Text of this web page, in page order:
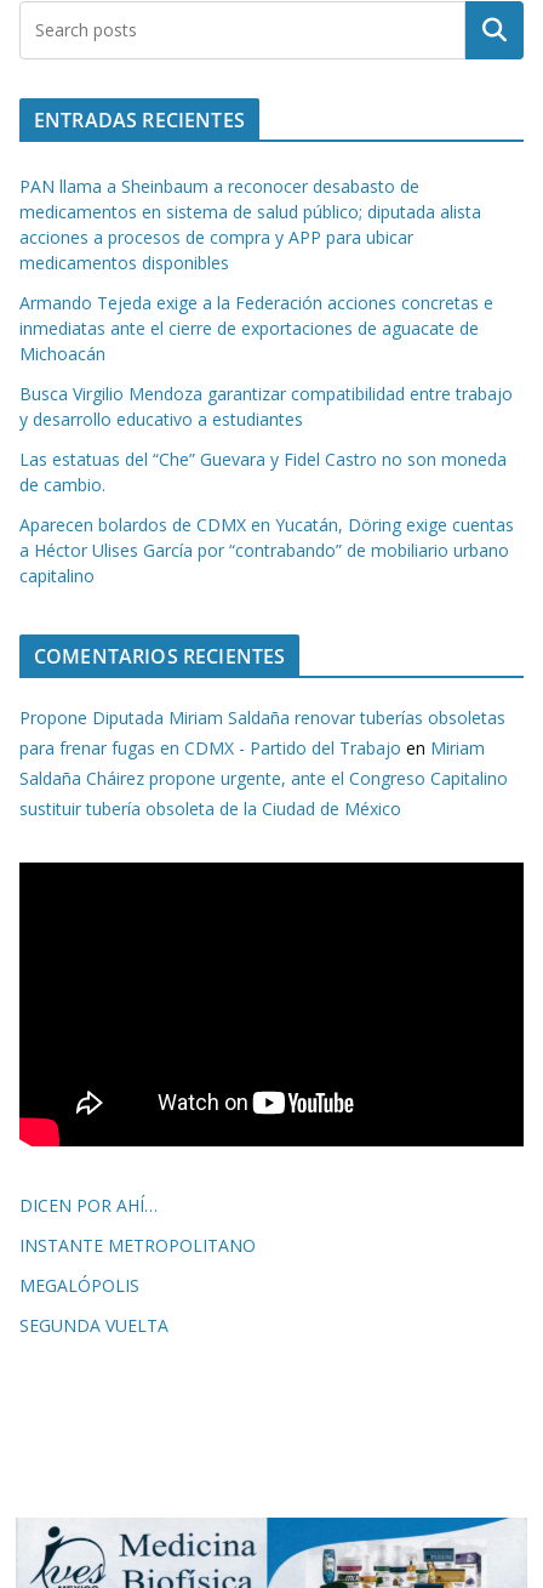
Buscar
ENTRADAS RECIENTES
PAN llama a Sheinbaum a reconocer desabasto de
medicamentos en sistema de salud público; diputada alista
acciones a procesos de compra y APP para ubicar
medicamentos disponibles
Armando Tejeda exige a la Federación acciones concretas e
inmediatas ante el cierre de exportaciones de aguacate de
Michoacán
Busca Virgilio Mendoza garantizar compatibilidad entre trabajo
y desarrollo educativo a estudiantes
Las estatuas del “Che” Guevara y Fidel Castro no son moneda
de cambio.
Aparecen bolardos de CDMX en Yucatán, Döring exige cuentas
a Héctor Ulises García por “contrabando” de mobiliario urbano
capitalino
COMENTARIOS RECIENTES
Propone Diputada Miriam Saldaña renovar tuberías obsoletas
para frenar fugas en CDMX - Partido del Trabajo en Miriam
Saldaña Cháirez propone urgente, ante el Congreso Capitalino
sustituir tubería obsoleta de la Ciudad de México
DICEN POR AHÍ…
INSTANTE METROPOLITANO
MEGALÓPOLIS
SEGUNDA VUELTA